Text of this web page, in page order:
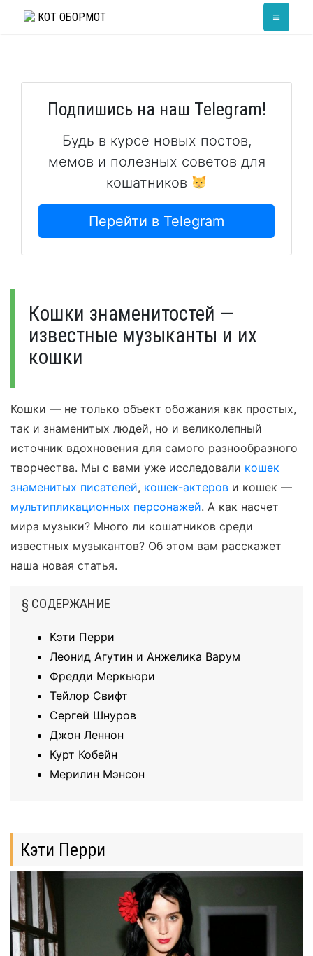
КОТ ОБОРМОТ ≡
Подпишись на наш Telegram!
Будь в курсе новых постов,
мемов и полезных советов для
кошатников
Перейти в Telegram
Кошки знаменитостей —
известные музыканты и их
кошки
Кошки — не только объект обожания как простых,
так и знаменитых людей, но и великолепный
источник вдохновения для самого разнообразного
творчества. Мы с вами уже исследовали кошек
знаменитых писателей, кошек-актеров и кошек —
мультипликационных персонажей. А как насчет
мира музыки? Много ли кошатников среди
известных музыкантов? Об этом вам расскажет
наша новая статья.
§ СОДЕРЖАНИЕ
Кэти Перри
Леонид Агутин и Анжелика Варум
Фредди Меркьюри
Тейлор Свифт
Сергей Шнуров
Джон Леннон
Курт Кобейн
Мерилин Мэнсон
Кэти Перри